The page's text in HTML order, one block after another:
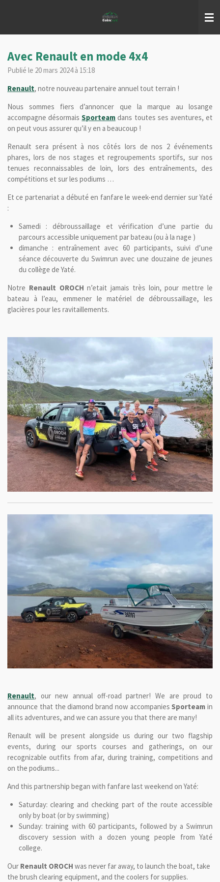
Avec Renault en mode 4x4
Publié le 20 mars 2024 à 15:18
Renault, notre nouveau partenaire annuel tout terrain !
Nous sommes fiersd’annoncer que la marque au losange
accompagne désormaisSporteam dans toutes ses aventures, et
on peut vous assurer qu’il y en a beaucoup !
Renault sera présent à nos côtés lors de nos 2 événements
phares, lors de nos stages et regroupements sportifs, sur nos
tenuesreconnaissables de loin, lors des entraînements, des
compétitions et sur les podiums …
Et ce partenariat a débuté en fanfare le week-end dernier sur Yaté
:
Samedi : débroussaillage et vérification d’une partie du
parcours accessible uniquement par bateau (ou à la nage )
dimanche : entraînement avec 60 participants, suivi d’une
séance découverte du Swimrun avec une douzaine de jeunes
du collège de Yaté.
Notre Renault OROCH n’etait jamais très loin, pour mettre le
bateau à l’eau, emmener le matériel de débroussaillage, les
glacières pour les ravitaillements.
Renault, our new annual off-road partner! We are proud to
announce that the diamond brand now accompanies Sporteam in
all its adventures, and we can assure you that there are many!
Renault will be present alongside us during our two flagship
events, during our sports courses and gatherings, on our
recognizable outfits from afar, during training, competitions and
on the podiums...
And this partnership began with fanfare last weekend on Yaté:
Saturday: clearing and checking part of the route accessible
only by boat (or by swimming)
Sunday: training with 60 participants, followed by a Swimrun
discovery session with a dozen young people from Yaté
college.
Our Renault OROCH was never far away, to launch the boat, take
the brush clearing equipment, and the coolers for supplies.